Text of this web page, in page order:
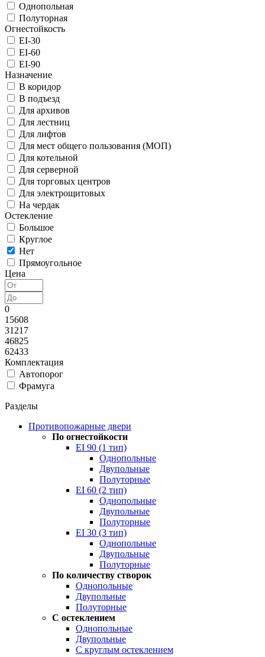
Однопольная
Полуторная
Огнестойкость
EI-30
EI-60
EI-90
Назначение
В коридор
В подъезд
Для архивов
Для лестниц
Для лифтов
Для мест общего пользования (МОП)
Для котельной
Для серверной
Для торговых центров
Для электрощитовых
На чердак
Остекление
Большое
Круглое
Нет
Прямоугольное
Цена
0
15608
31217
46825
62433
Комплектация
Автопорог
Фрамуга
Разделы
Противопожарные двери
По огнестойкости
EI 90 (1 тип)
Однопольные
Двупольные
Полуторные
EI 60 (2 тип)
Однопольные
Двупольные
Полуторные
EI 30 (3 тип)
Однопольные
Двупольные
Полуторные
По количеству створок
Однопольные
Двупольные
Полуторные
С остеклением
Однопольные
Двупольные
С круглым остеклением